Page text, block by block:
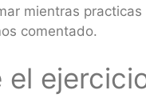
mientras
comentado.